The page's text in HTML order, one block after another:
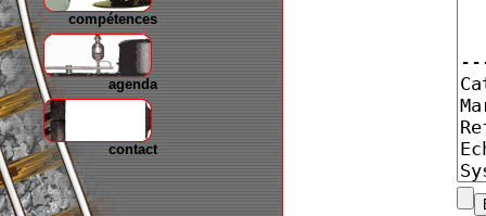
compétences
agenda
contact